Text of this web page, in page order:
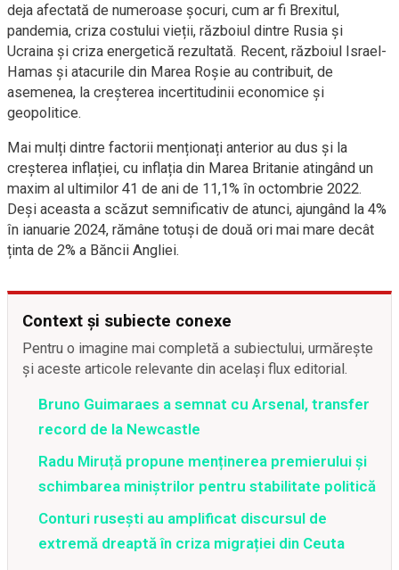
deja afectată de numeroase șocuri, cum ar fi Brexitul,
pandemia, criza costului vieții, războiul dintre Rusia și
Ucraina și criza energetică rezultată. Recent, războiul Israel-
Hamas și atacurile din Marea Roșie au contribuit, de
asemenea, la creșterea incertitudinii economice și
geopolitice.
Mai mulți dintre factorii menționați anterior au dus și la
creșterea inflației, cu inflația din Marea Britanie atingând un
maxim al ultimilor 41 de ani de 11,1% în octombrie 2022.
Deși aceasta a scăzut semnificativ de atunci, ajungând la 4%
în ianuarie 2024, rămâne totuși de două ori mai mare decât
ținta de 2% a Băncii Angliei.
Context și subiecte conexe
Pentru o imagine mai completă a subiectului, urmărește
și aceste articole relevante din același flux editorial.
Bruno Guimaraes a semnat cu Arsenal, transfer
record de la Newcastle
Radu Miruță propune menținerea premierului și
schimbarea miniștrilor pentru stabilitate politică
Conturi rusești au amplificat discursul de
extremă dreaptă în criza migrației din Ceuta